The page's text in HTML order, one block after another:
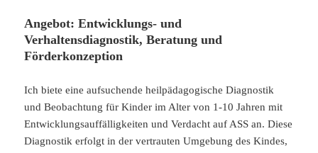
Angebot: Entwicklungs- und
Verhaltensdiagnostik, Beratung und
Förderkonzeption
Ich biete eine aufsuchende heilpädagogische Diagnostik
und Beobachtung für Kinder im Alter von 1-10 Jahren mit
Entwicklungsauffälligkeiten und Verdacht auf ASS an. Diese
Diagnostik erfolgt in der vertrauten Umgebung des Kindes,